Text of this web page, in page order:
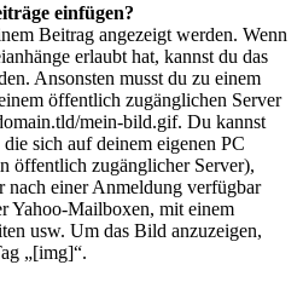
einfügen?
Beitrag angezeigt werden. Wenn
erlaubt hat, kannst du das
Ansonsten musst du zu einem
öffentlich zugänglichen Server
mein-bild.gif. Du kannst
sich auf deinem eigenen PC
öffentlich zugänglicher Server),
nach einer Anmeldung verfügbar
Yahoo-Mailboxen, mit einem
usw. Um das Bild anzuzeigen,
„[img]“.